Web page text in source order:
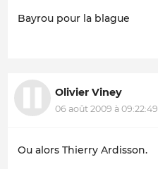
Bayrou pour la blague
Olivier Viney
06 août 2009 à 09:22:49
Ou alors Thierry Ardisson.